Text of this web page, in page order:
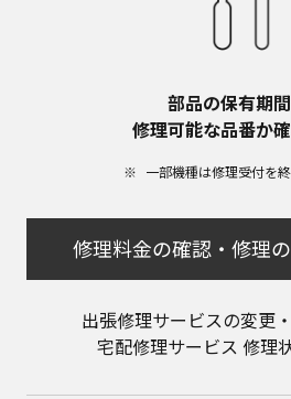
部品の保有期
修理可能な品番か
一部機種は修理受付を
修理料金の確認・修理
出張修理サービスの変更
宅配修理サービス 修理